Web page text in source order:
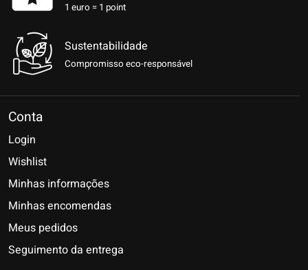
1 euro = 1 point
Sustentabilidade
Compromisso eco-responsável
Conta
Login
Wishlist
Minhas informações
Minhas encomendas
Meus pedidos
Seguimento da entrega